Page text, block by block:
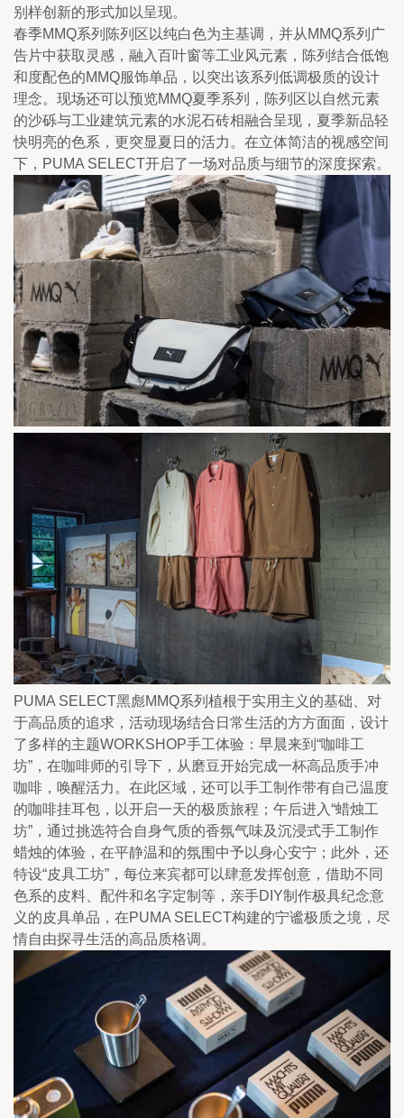
别样创新的形式加以呈现。
春季MMQ系列陈列区以纯白色为主基调，并从MMQ系列广
告片中获取灵感，融入百叶窗等工业风元素，陈列结合低饱
和度配色的MMQ服饰单品，以突出该系列低调极质的设计
理念。现场还可以预览MMQ夏季系列，陈列区以自然元素
的沙砾与工业建筑元素的水泥石砖相融合呈现，夏季新品轻
快明亮的色系，更突显夏日的活力。在立体简洁的视感空间
下，PUMA SELECT开启了一场对品质与细节的深度探索。
PUMA SELECT黑彪MMQ系列植根于实用主义的基础、对
于高品质的追求，活动现场结合日常生活的方方面面，设计
了多样的主题WORKSHOP手工体验：早晨来到“咖啡工
坊”，在咖啡师的引导下，从磨豆开始完成一杯高品质手冲
咖啡，唤醒活力。在此区域，还可以手工制作带有自己温度
的咖啡挂耳包，以开启一天的极质旅程；午后进入“蜡烛工
坊”，通过挑选符合自身气质的香氛气味及沉浸式手工制作
蜡烛的体验，在平静温和的氛围中予以身心安宁；此外，还
特设“皮具工坊”，每位来宾都可以肆意发挥创意，借助不同
色系的皮料、配件和名字定制等，亲手DIY制作极具纪念意
义的皮具单品，在PUMA SELECT构建的宁谧极质之境，尽
情自由探寻生活的高品质格调。